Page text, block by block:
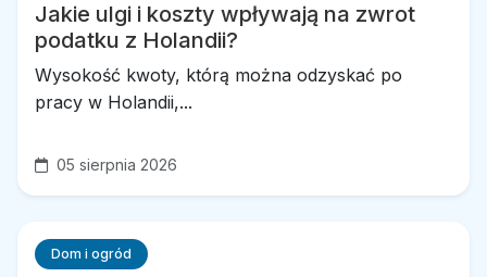
Jakie ulgi i koszty wpływają na zwrot
podatku z Holandii?
Wysokość kwoty, którą można odzyskać po
pracy w Holandii,...
05 sierpnia 2026
Dom i ogród